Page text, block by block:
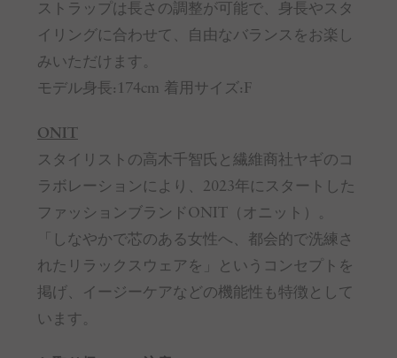
ストラップは長さの調整が可能で、身長やスタ
イリングに合わせて、自由なバランスをお楽し
みいただけます。
モデル身長:174cm 着用サイズ:F
ONIT
スタイリストの高木千智氏と繊維商社ヤギのコ
ラボレーションにより、2023年にスタートした
ファッションブランドONIT（オニット）。
「しなやかで芯のある女性へ、都会的で洗練さ
れたリラックスウェアを」というコンセプトを
掲げ、イージーケアなどの機能性も特徴として
います。